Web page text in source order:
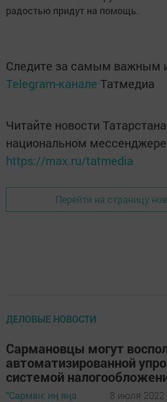
радостью придут на помощь.
Следите за самым важным
Telegram-канале Татмедиа
Читайте новости
национальном
https://max.ru/tatmedia
Перейти на страницу
ДЕЛОВЫЕ НОВОСТИ
Сармановцы могут
автоматизированной
системой
"Сарман: иң яңа
8 июля 2022